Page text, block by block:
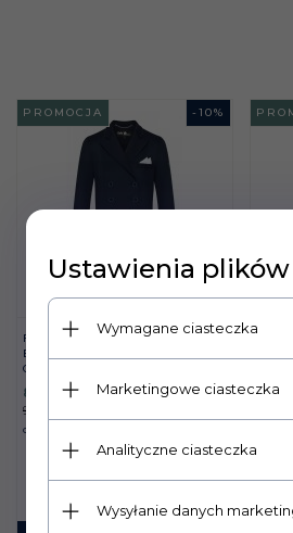
- 10%
PROMOCJA
FRAK FAIR PLAY
ELIZABETH COMFIMESH
GRANAT DAMSKI
820, 80 PLN
912,00 PLN
Oszczędzasz
892,
Ustawienia
Wymagane ciasteczka
Marketingowe ciasteczka
Analityczne ciasteczka
Wysyłanie danych